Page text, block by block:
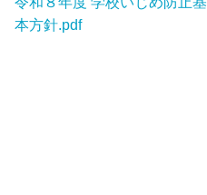
本方針.pdf